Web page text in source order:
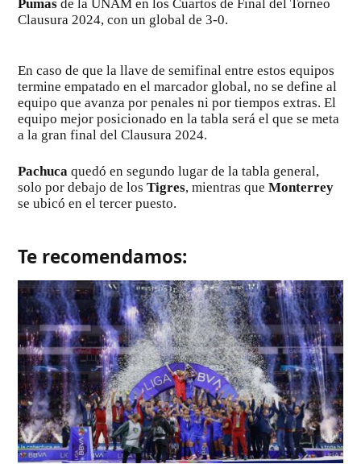
Pumas de la UNAM en los Cuartos de Final del Torneo
Clausura 2024, con un global de 3-0.
En caso de que la llave de semifinal entre estos equipos
termine empatado en el marcador global, no se define al
equipo que avanza por penales ni por tiempos extras. El
equipo mejor posicionado en la tabla será el que se meta
a la gran final del Clausura 2024.
Pachuca quedó en segundo lugar de la tabla general,
solo por debajo de losTigres, mientras queMonterrey
se ubicó en el tercer puesto.
Te recomendamos: